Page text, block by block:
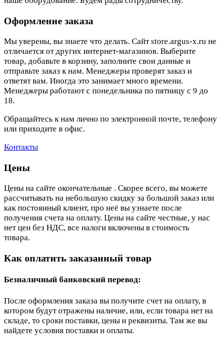
Оформление заказа
Мы уверены, вы знаете что делать. Сайт store.argus-x.ru не
отличается от других интернет-магазинов. Выберите
товар, добавьте в корзину, заполните свои данные и
отправьте заказ к нам. Менеджеры проверят заказ и
ответят вам. Иногда это занимает много времени.
Менеджеры работают с понедельника по пятницу с 9 до
18.
Обращайтесь к нам лично по электронной почте, телефону
или приходите в офис.
Контакты
Цены
Цены на сайте окончательные . Скорее всего, вы можете
рассчитывать на небольшую скидку за большой заказ или
как постоянный клиент, про неё вы узнаете после
получения счета на оплату. Цены на сайте честные, у нас
нет цен без НДС, все налоги включены в стоимость
товара.
Как оплатить заказанный товар
Безналичный банковский перевод:
После оформления заказа вы получите счет на оплату, в
котором будут отражены наличие, или, если товара нет на
складе, то сроки поставки, цены и реквизиты. Там же вы
найдете условия поставки и оплаты.